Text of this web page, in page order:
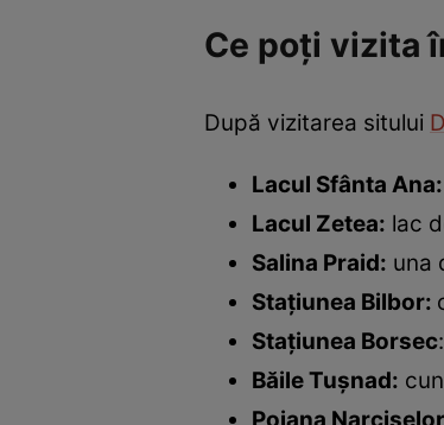
Ce poți vizita
După vizitarea sitului
Lacul Sfânta Ana:
Lacul Zetea: lac
Salina Praid: una
Stațiunea Bilbor:
Stațiunea Borsec
Băile Tușnad:
Poiana